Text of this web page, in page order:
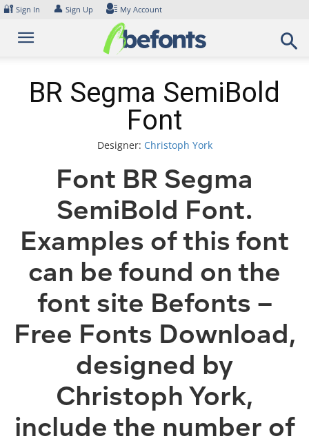
Skip
content
🔐 Sign In 👤 Sign Up My Account
BR Segma SemiBold
Font
Designer: Christoph York
Font BR Segma
SemiBold Font.
Examples of this font
can be found on the
font site Befonts –
Free Fonts Download,
designed by
Christoph York,
include the number of